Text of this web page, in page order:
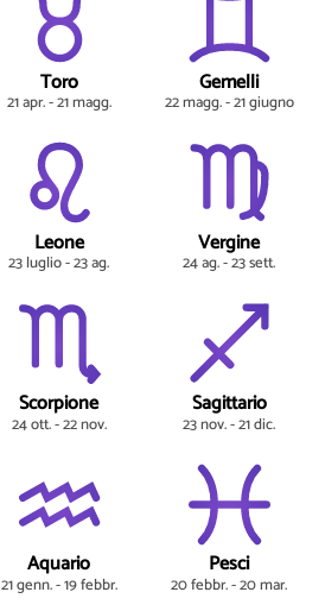
Toro
21 apr. - 21 magg.
Gemelli
22 magg. - 21 giugno
Leone
23 luglio - 23 ag.
Vergine
24 ag. - 23 sett.
Scorpione
24 ott. - 22 nov.
Sagittario
23 nov. - 21 dic.
Aquario
21 genn. - 19 febbr.
Pesci
20 febbr. - 20 mar.